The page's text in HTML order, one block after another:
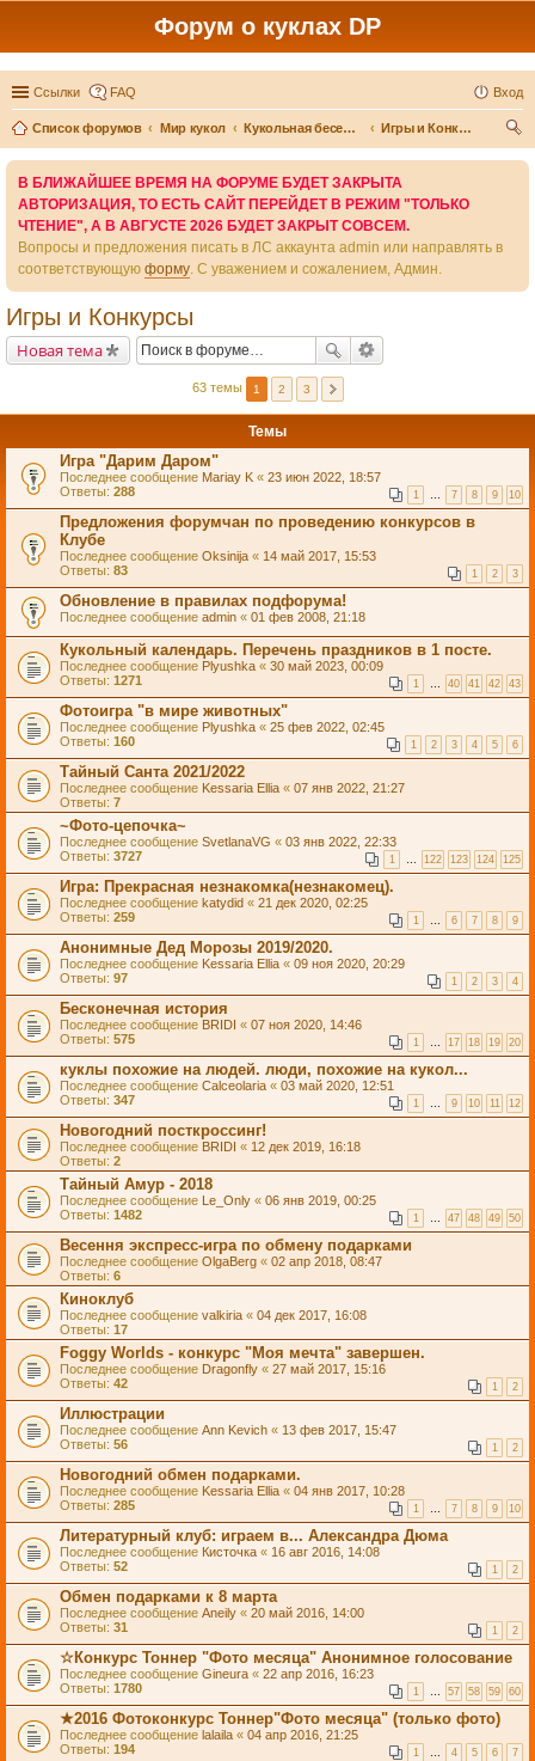
Форум о куклах DP
Ссылки FAQ Вход
Список форумов Мир кукол Кукольная беседка
Игры и Конкурсы
В БЛИЖАЙШЕЕ ВРЕМЯ НА ФОРУМЕ БУДЕТ ЗАКРЫТА
АВТОРИЗАЦИЯ, ТО ЕСТЬ САЙТ ПЕРЕЙДЕТ В РЕЖИМ "ТОЛЬКО
ЧТЕНИЕ", А В АВГУСТЕ 2026 БУДЕТ ЗАКРЫТ СОВСЕМ.
Вопросы и предложения писать в ЛС аккаунта admin или направлять в
соответствующую форму. С уважением и сожалением, Админ.
Игры и Конкурсы
Новая тема
63 темы 1 2 3
Темы
Игра "Дарим Даром"
Последнее сообщение Mariay K « 23 июн 2022, 18:57
Ответы: 288 1 … 7 8 9 10
Предложения форумчан по проведению конкурсов в
Клубе
Последнее сообщение Oksinija « 14 май 2017, 15:53
Ответы: 83 1 2 3
Обновление в правилах подфорума!
Последнее сообщение admin « 01 фев 2008, 21:18
Кукольный календарь. Перечень праздников в 1 посте.
Последнее сообщение Plyushka « 30 май 2023, 00:09
Ответы: 1271 1 … 40 41 42 43
Фотоигра "в мире животных"
Последнее сообщение Plyushka « 25 фев 2022, 02:45
Ответы: 160 1 2 3 4 5 6
Тайный Санта 2021/2022
Последнее сообщение Kessaria Ellia « 07 янв 2022, 21:27
Ответы: 7
~Фото-цепочка~
Последнее сообщение SvetlanaVG « 03 янв 2022, 22:33
Ответы: 3727 1 … 122 123 124 125
Игра: Прекрасная незнакомка(незнакомец).
Последнее сообщение katydid « 21 дек 2020, 02:25
Ответы: 259 1 … 6 7 8 9
Анонимные Дед Морозы 2019/2020.
Последнее сообщение Kessaria Ellia « 09 ноя 2020, 20:29
Ответы: 97 1 2 3 4
Бесконечная история
Последнее сообщение BRIDI « 07 ноя 2020, 14:46
Ответы: 575 1 … 17 18 19 20
куклы похожие на людей. люди, похожие на кукол...
Последнее сообщение Calceolaria « 03 май 2020, 12:51
Ответы: 347 1 … 9 10 11 12
Новогодний посткроссинг!
Последнее сообщение BRIDI « 12 дек 2019, 16:18
Ответы: 2
Тайный Амур - 2018
Последнее сообщение Le_Only « 06 янв 2019, 00:25
Ответы: 1482 1 … 47 48 49 50
Весення экспресс-игра по обмену подарками
Последнее сообщение OlgaBerg « 02 апр 2018, 08:47
Ответы: 6
Киноклуб
Последнее сообщение valkiria « 04 дек 2017, 16:08
Ответы: 17
Foggy Worlds - конкурс "Моя мечта" завершен.
Последнее сообщение Dragonfly « 27 май 2017, 15:16
Ответы: 42 1 2
Иллюстрации
Последнее сообщение Ann Kevich « 13 фев 2017, 15:47
Ответы: 56 1 2
Новогодний обмен подарками.
Последнее сообщение Kessaria Ellia « 04 янв 2017, 10:28
Ответы: 285 1 … 7 8 9 10
Литературный клуб: играем в... Александра Дюма
Последнее сообщение Кисточка « 16 авг 2016, 14:08
Ответы: 52 1 2
Обмен подарками к 8 марта
Последнее сообщение Aneily « 20 май 2016, 14:00
Ответы: 31 1 2
☆Конкурс Тоннер "Фото месяца" Анонимное голосование
Последнее сообщение Gineura « 22 апр 2016, 16:23
Ответы: 1780 1 … 57 58 59 60
★2016 Фотоконкурс Тоннер"Фото месяца" (только фото)
Последнее сообщение lalaila « 04 апр 2016, 21:25
Ответы: 194 1 … 4 5 6 7